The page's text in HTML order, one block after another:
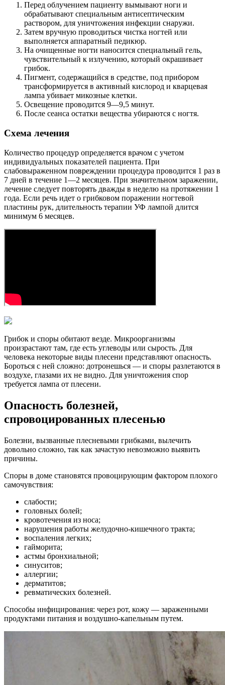
Перед облучением пациенту вымывают ноги и
обрабатывают специальным антисептическим
раствором, для уничтожения инфекции снаружи.
Затем вручную проводиться чистка ногтей или
выполняется аппаратный педикюр.
На очищенные ногти наносится специальный гель,
чувствительный к излучению, который окрашивает
грибок.
Пигмент, содержащийся в средстве, под прибором
трансформируется в активный кислород и кварцевая
лампа убивает микозные клетки.
Освещение проводится 9—9,5 минут.
После сеанса остатки вещества убираются с ногтя.
Схема лечения
Количество процедур определяется врачом с учетом
индивидуальных показателей пациента. При
слабовыраженном повреждении процедура проводится 1 раз в
7 дней в течение 1—2 месяцев. При значительном заражении,
лечение следует повторять дважды в неделю на протяжении 1
года. Если речь идет о грибковом поражении ногтевой
пластины рук, длительность терапии УФ лампой длится
минимум 6 месяцев.
Грибок и споры обитают везде. Микроорганизмы
произрастают там, где есть углеводы или сырость. Для
человека некоторые виды плесени представляют опасность.
Бороться с ней сложно: дотронешься — и споры разлетаются в
воздухе, глазами их не видно. Для уничтожения спор
требуется лампа от плесени.
Опасность болезней,
спровоцированных плесенью
Болезни, вызванные плесневыми грибками, вылечить
довольно сложно, так как зачастую невозможно выявить
причины.
Споры в доме становятся провоцирующим фактором плохого
самочувствия:
слабости;
головных болей;
кровотечения из носа;
нарушения работы желудочно-кишечного тракта;
воспаления легких;
гайморита;
астмы бронхиальной;
синуситов;
аллергии;
дерматитов;
ревматических болезней.
Способы инфицирования: через рот, кожу — зараженными
продуктами питания и воздушно-капельным путем.